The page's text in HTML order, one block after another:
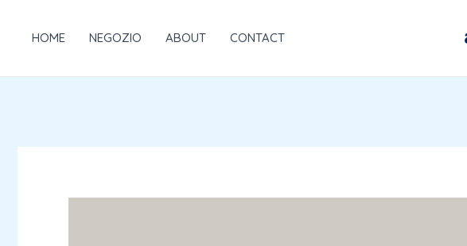
HOME NEGOZIO ABOUT CONTACT